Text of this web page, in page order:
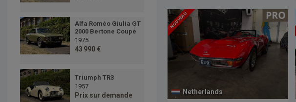
Alfa Roméo Giulia GT
2000 Bertone Coupé
1975
43 990 €
Triumph TR3
1957
Prix sur demande
NOUVEAU
Netherlands